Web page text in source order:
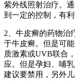
紫外线照射治疗。
到一定的控制，有
2、牛皮癣的药物治
于牛皮癣。但是可
质激素或UVB联合
应。但是孕妇、哺
建议要禁用，另外